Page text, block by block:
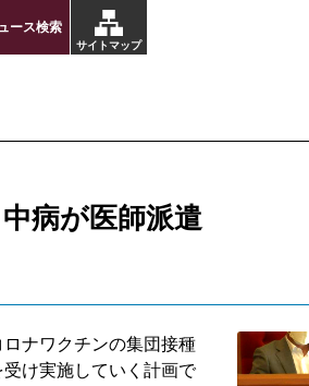
サイトマップ
ース検索
病が医師派遣
ナワクチンの集団接種
け実施していく計画で